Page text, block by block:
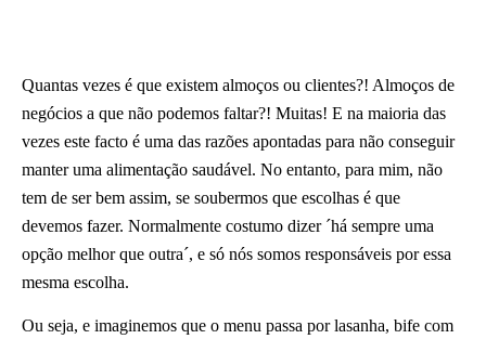
Quantas vezes é que existem almoços ou clientes?! Almoços de
negócios a que não podemos faltar?! Muitas! E na maioria das
vezes este facto é uma das razões apontadas para não conseguir
manter uma alimentação saudável. No entanto, para mim, não
tem de ser bem assim, se soubermos que escolhas é que
devemos fazer. Normalmente costumo dizer ´há sempre uma
opção melhor que outra´, e só nós somos responsáveis por essa
mesma escolha.
Ou seja, e imaginemos que o menu passa por lasanha, bife com